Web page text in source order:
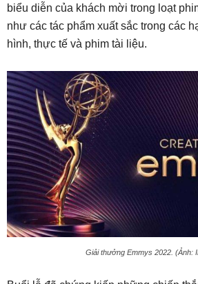
biểu diễn của khách mời trong loạt
như các tác phẩm xuất sắc trong các
hình, thực tế và phim tài liệu.
Giải thưởng Emmys 2022. (Ảnh: